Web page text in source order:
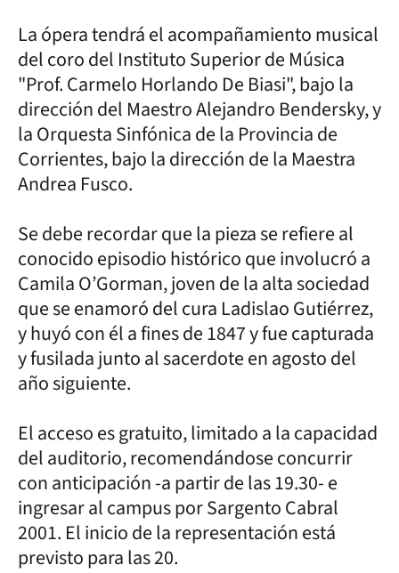
La ópera tendrá el acompañamiento musical
del coro del Instituto Superior de Música
"Prof. Carmelo Horlando De Biasi", bajo la
dirección del Maestro Alejandro Bendersky, y
la Orquesta Sinfónica de la Provincia de
Corrientes, bajo la dirección de la Maestra
Andrea Fusco.
Se debe recordar que la pieza se refiere al
conocido episodio histórico que involucró a
Camila O’Gorman, joven de la alta sociedad
que se enamoró del cura Ladislao Gutiérrez,
y huyó con él a fines de 1847 y fue capturada
y fusilada junto al sacerdote en agosto del
año siguiente.
El acceso es gratuito, limitado a la capacidad
del auditorio, recomendándose concurrir
con anticipación -a partir de las 19.30- e
ingresar al campus por Sargento Cabral
2001. El inicio de la representación está
previsto para las 20.